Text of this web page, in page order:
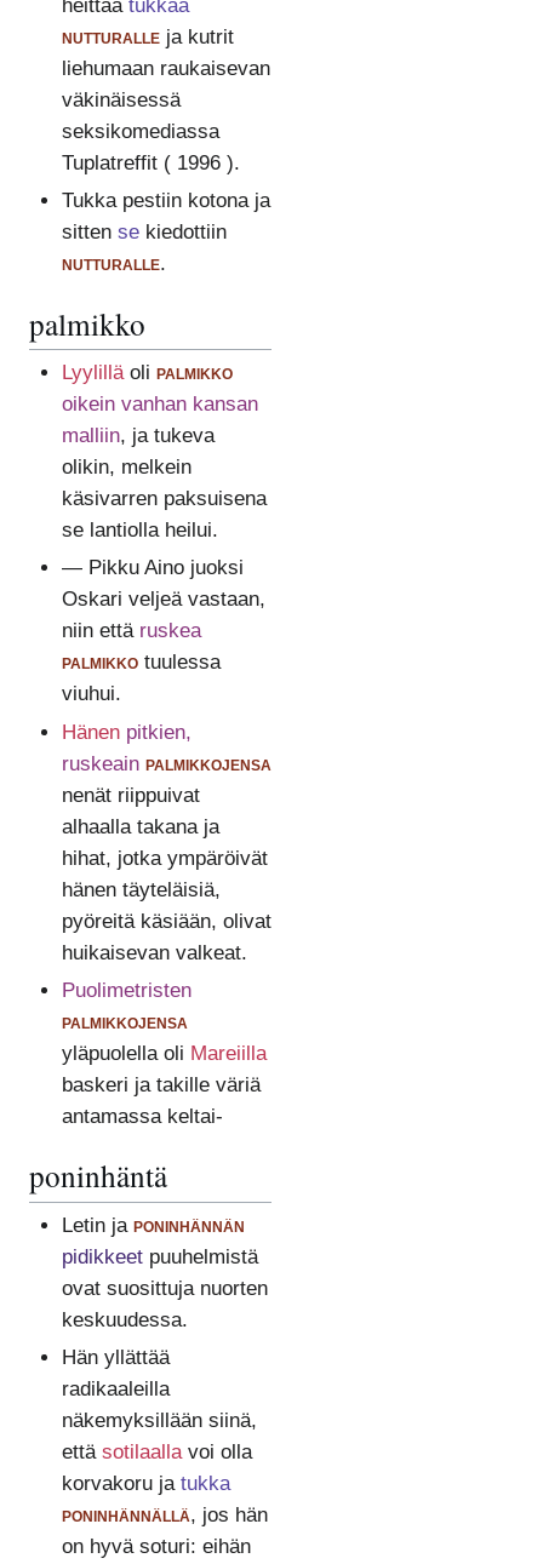
heittää tukkaa
nutturalleja kutrit
liehumaan raukaisevan
väkinäisessä
seksikomediassa
Tuplatreffit ( 1996 ).
Tukka pestiin kotona ja
sitten sekiedottiin
nutturalle.
palmikko
Lyylilläoli palmikko
oikein vanhan kansan
malliin, ja tukeva
olikin, melkein
käsivarren paksuisena
se lantiolla heilui.
— Pikku Aino juoksi
Oskari veljeä vastaan,
niin että ruskea
palmikkotuulessa
viuhui.
Hänen pitkien,
ruskeain palmikkojensa
nenät riippuivat
alhaalla takana ja
hihat, jotka ympäröivät
hänen täyteläisiä,
pyöreitä käsiään, olivat
huikaisevan valkeat.
Puolimetristen
palmikkojensa
yläpuolella oli Mareiilla
baskeri ja takille väriä
antamassa keltai-
poninhäntä
Letin ja poninhännän
pidikkeetpuuhelmistä
ovat suosittuja nuorten
keskuudessa.
Hän yllättää
radikaaleilla
näkemyksillään siinä,
että sotilaallavoi olla
korvakoru ja tukka
poninhännällä, jos hän
on hyvä soturi: eihän